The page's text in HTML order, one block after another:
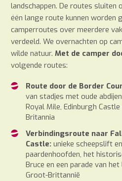
landschappen. De routes sluiten
één lange route kunnen worden
camperroutes over meerdere
verdeeld. We overnachten op
wilde natuur.Met de camper
volgende routes:
Route door de Border
van stadjes met oude
Royal Mile, Edinburgh
Britannia
Verbindingsroute naar
Castle:unieke scheepslift
paardenhoofden, het
Bruce en een parade van
Groot-Brittannië